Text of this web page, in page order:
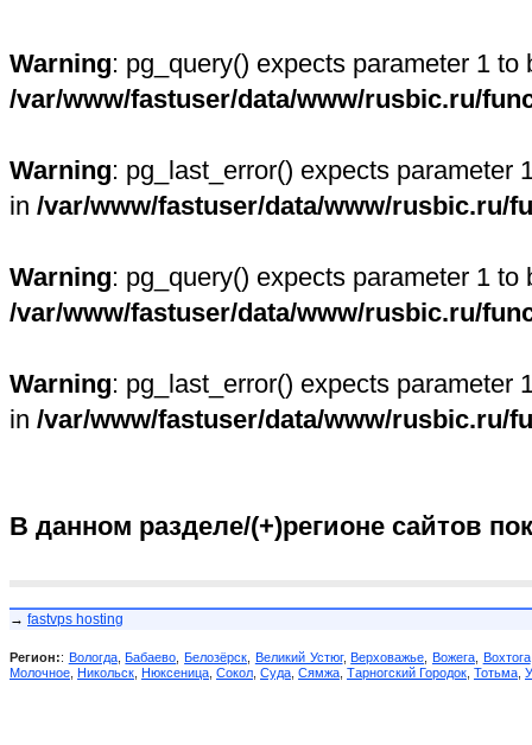
Warning: pg_query() expects parameter 1
/var/www/fastuser/data/www/rusbic.ru/
Warning: pg_last_error() expects parameter
in /var/www/fastuser/data/www/rusbic.ru/
Warning: pg_query() expects parameter 1
/var/www/fastuser/data/www/rusbic.ru/
Warning: pg_last_error() expects parameter
in /var/www/fastuser/data/www/rusbic.ru/
В данном разделе/(+)регионе сайтов
→ fastvps hosting
Регион:: Вологда,Бабаево ,Белозёрск Великий Устюг,Верховажье Вожега, Вохтога
Молочное Никольск Нюксеница Сокол Суда Сямжа Тарногский Городок Тотьма